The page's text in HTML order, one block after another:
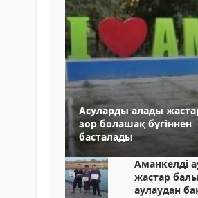
Асуларды алады
зор болашақ бүгіннен
басталады
Аманкелді
жастар
аулаудан